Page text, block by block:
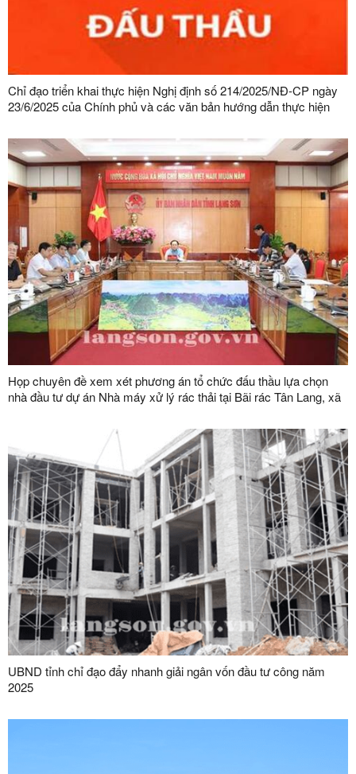
Chỉ đạo triển khai thực hiện Nghị định số 214/2025/NĐ-CP ngày
23/6/2025 của Chính phủ và các văn bản hướng dẫn thực hiện
Họp chuyên đề xem xét phương án tổ chức đấu thầu lựa chọn
nhà đầu tư dự án Nhà máy xử lý rác thải tại Bãi rác Tân Lang, xã
UBND tỉnh chỉ đạo đẩy nhanh giải ngân vốn đầu tư công năm
2025